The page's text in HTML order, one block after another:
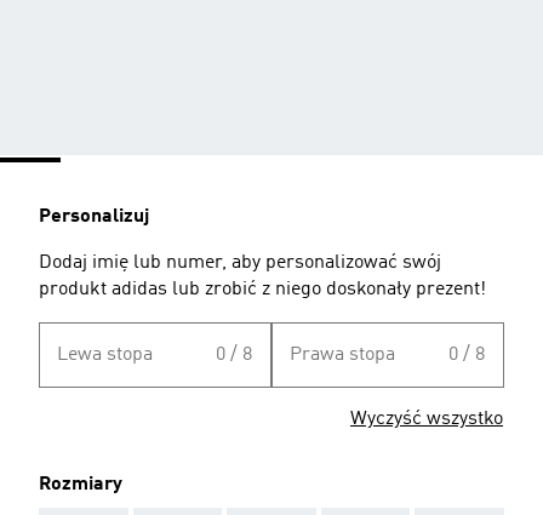
Personalizuj
Dodaj imię lub numer, aby personalizować swój
produkt adidas lub zrobić z niego doskonały prezent!
Lewa stopa 0 / 8 Prawa stopa 0 / 8
Wyczyść wszystko
Rozmiary